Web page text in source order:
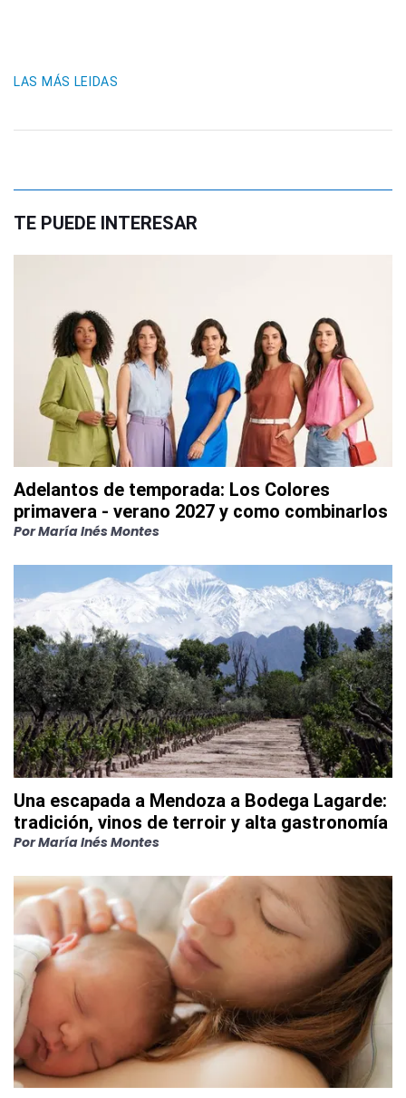
LAS MÁS LEIDAS
TE PUEDE INTERESAR
Adelantos de temporada: Los Colores
primavera - verano 2027 y como combinarlos
PorMaría Inés Montes
Una escapada a Mendoza a Bodega Lagarde:
tradición, vinos de terroir y alta gastronomía
PorMaría Inés Montes